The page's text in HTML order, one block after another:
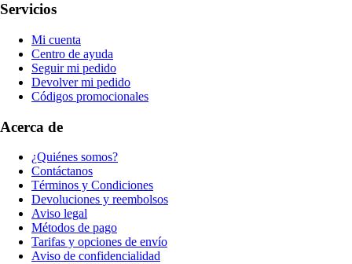
Servicios
Mi cuenta
Centro de ayuda
Seguir mi pedido
Devolver mi pedido
Códigos promocionales
Acerca de
¿Quiénes somos?
Contáctanos
Términos y Condiciones
Devoluciones y reembolsos
Aviso legal
Métodos de pago
Tarifas y opciones de envío
Aviso de confidencialidad